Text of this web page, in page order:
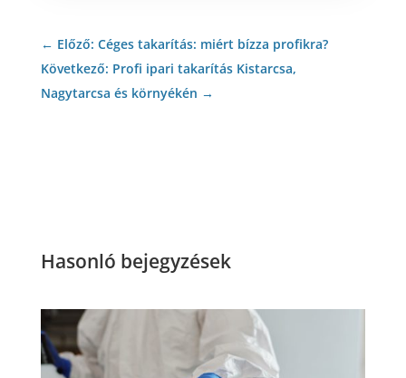
← Előző: Céges takarítás: miért bízza profikra?
Következő: Profi ipari takarítás Kistarcsa,
Nagytarcsa és környékén →
Hasonló bejegyzések